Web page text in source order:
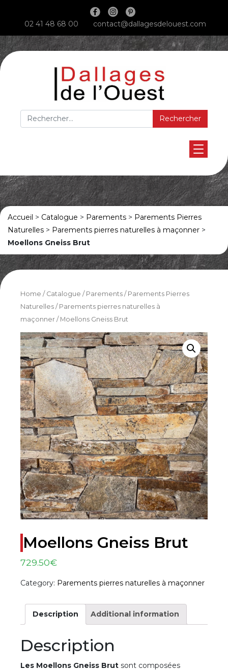
Main Navigation
02 41 48 68 00 contact@dallagesdelouest.com
Rechercher :
Accueil > Catalogue > Parements > Parements Pierres
Naturelles > Parements pierres naturelles à maçonner >
Moellons Gneiss Brut
Home / Catalogue / Parements / Parements Pierres
Naturelles / Parements pierres naturelles à
maçonner / Moellons Gneiss Brut
Moellons Gneiss Brut
729.50€
Category: Parements pierres naturelles à maçonner
Description Additional information
Description
Les Moellons Gneiss Brut sont composées